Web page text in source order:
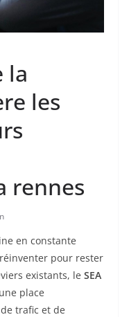
la
les
rennes
en constante
pour rester
existants, le SEA
place
trafic et de